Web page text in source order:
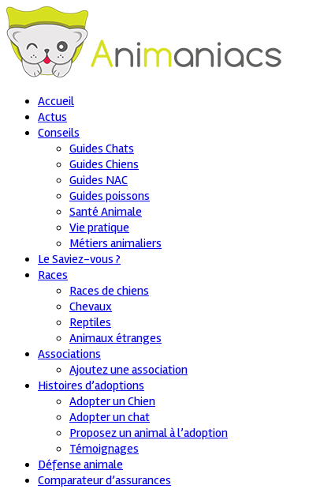
Accueil
Actus
Conseils
Guides Chats
Guides Chiens
Guides NAC
Guides poissons
Santé Animale
Vie pratique
Métiers animaliers
Le Saviez-vous ?
Races
Races de chiens
Chevaux
Reptiles
Animaux étranges
Associations
Ajoutez une association
Histoires d’adoptions
Adopter un Chien
Adopter un chat
Proposez un animal à l’adoption
Témoignages
Défense animale
Comparateur d’assurances